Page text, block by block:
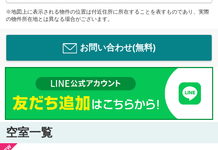
※地図上に表示される物件の位置は付近住所に所在することを表すものであり、実際
の物件所在地とは異なる場合がございます。
お問い合わせ(無料)
空室一覧